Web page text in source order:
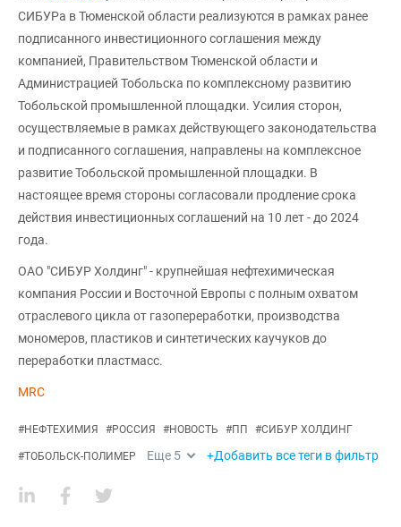
СИБУРа в Тюменской области реализуются в рамках ранее
подписанного инвестиционного соглашения между
компанией, Правительством Тюменской области и
Администрацией Тобольска по комплексному развитию
Тобольской промышленной площадки. Усилия сторон,
осуществляемые в рамках действующего законодательства
и подписанного соглашения, направлены на комплексное
развитие Тобольской промышленной площадки. В
настоящее время стороны согласовали продление срока
действия инвестиционных соглашений на 10 лет - до 2024
года.
ОАО "СИБУР Холдинг" - крупнейшая нефтехимическая
компания России и Восточной Европы с полным охватом
отраслевого цикла от газопереработки, производства
мономеров, пластиков и синтетических каучуков до
переработки пластмасс.
MRC
#НЕФТЕХИМИЯ #РОССИЯ #НОВОСТЬ #ПП #СИБУР ХОЛДИНГ
#ТОБОЛЬСК-ПОЛИМЕР Еще 5 +Добавить все теги в фильтр